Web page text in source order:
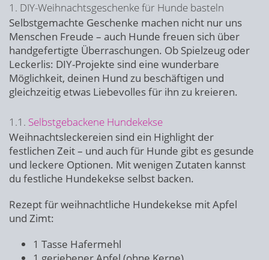
1. DIY-Weihnachtsgeschenke für Hunde basteln
Selbstgemachte Geschenke machen nicht nur uns
Menschen Freude – auch Hunde freuen sich über
handgefertigte Überraschungen. Ob Spielzeug oder
Leckerlis: DIY-Projekte sind eine wunderbare
Möglichkeit, deinen Hund zu beschäftigen und
gleichzeitig etwas Liebevolles für ihn zu kreieren.
1.1. Selbstgebackene Hundekekse
Weihnachtsleckereien sind ein Highlight der
festlichen Zeit – und auch für Hunde gibt es gesunde
und leckere Optionen. Mit wenigen Zutaten kannst
du festliche Hundekekse selbst backen.
Rezept für weihnachtliche Hundekekse mit Apfel
und Zimt:
1 Tasse Hafermehl